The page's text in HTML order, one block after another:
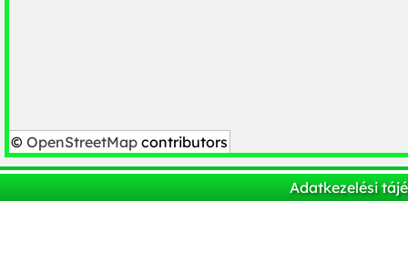
© OpenStreetMap contributors
Adatkezelési